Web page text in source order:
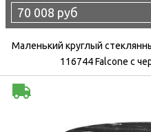
70 008 руб
Маленький круглый
116744 Falcone с